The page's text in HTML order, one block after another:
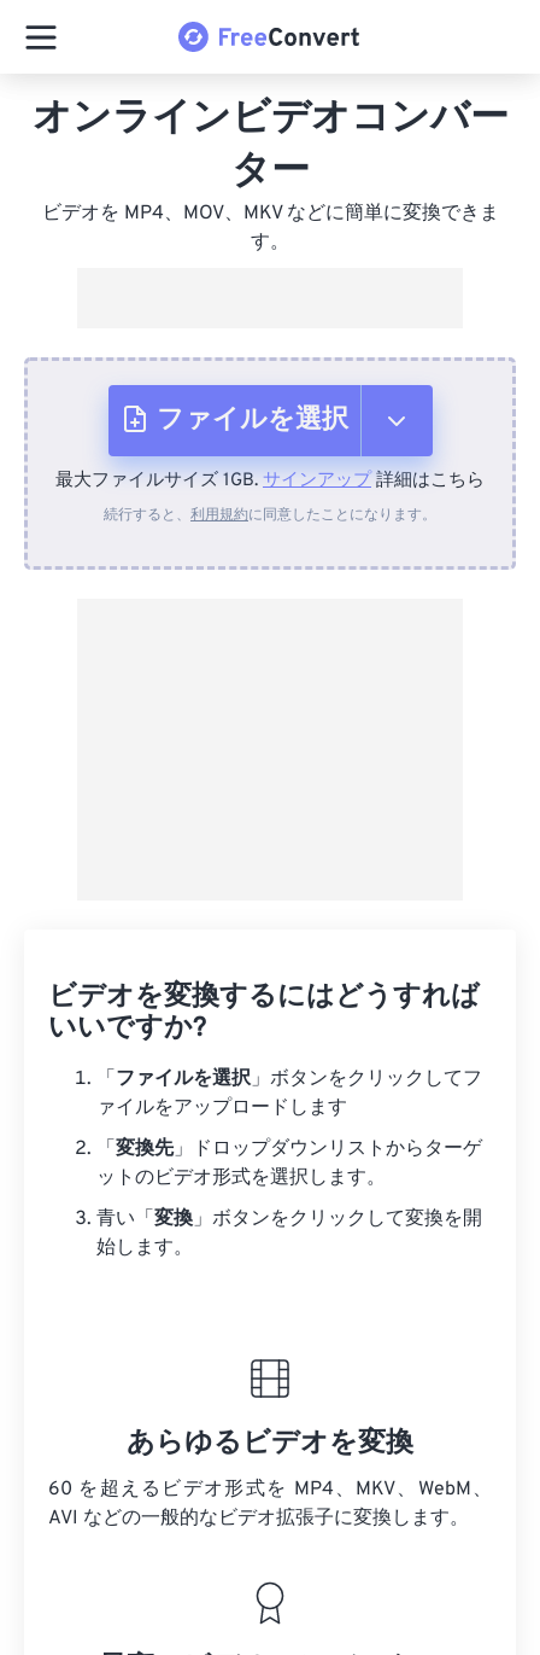
オンラインビデオコンバー
ター
ビデオを MP4、MOV、MKV などに簡単に変換できま
す。
ファイルを選択
デバイスから
最大ファイルサイズ 1GB. サインアップ詳細はこちら
続行すると、 利用規約に同意したことになります。
ビデオを変換するにはどうすれば
いいですか?
「 ファイルを選択」ボタンをクリックしてフ
ァイルをアップロードします
「 変換先」ドロップダウンリストからターゲ
ットのビデオ形式を選択します。
青い「 変換」ボタンをクリックして変換を開
始します。
あらゆるビデオを変換
60 を超えるビデオ形式を MP4、MKV、WebM、
AVI などの一般的なビデオ拡張子に変換します。